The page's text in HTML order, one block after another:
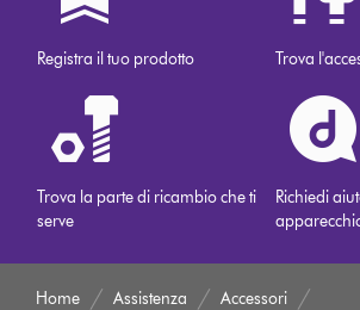
Registra il tuo prodotto Trova
Trova la parte di ricambio che ti
serve
Richiedi
Home Assistenza Accessori